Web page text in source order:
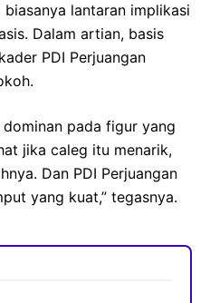
lantaran implikasi
Dalam artian, basis
PDI Perjuangan
pada figur yang
jika caleg itu menarik,
Dan PDI Perjuangan
yang kuat,” tegasnya.